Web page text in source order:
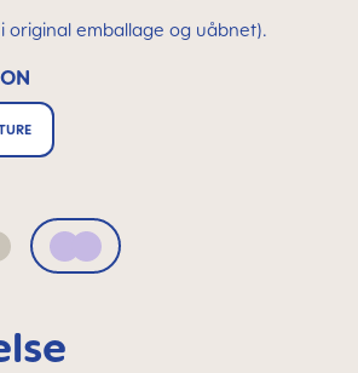
original emballage og uåbnet).
Lilac